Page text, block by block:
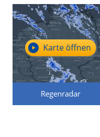
Regenradar
Karte öffnen